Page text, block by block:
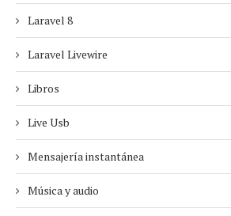
Laravel 8
Laravel Livewire
Libros
Live Usb
Mensajería instantánea
Música y audio